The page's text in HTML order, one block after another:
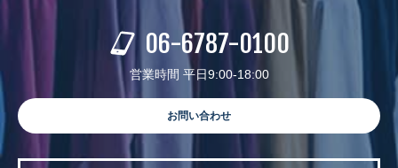
06-6787-0100
営業時間 平日9:00-18:00
お問い合わせ